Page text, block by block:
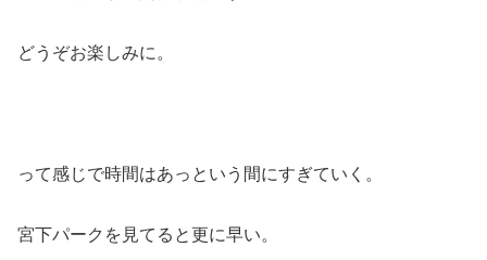
どうぞお楽しみに。
って感じで時間はあっという間にすぎていく。
宮下パークを見てると更に早い。